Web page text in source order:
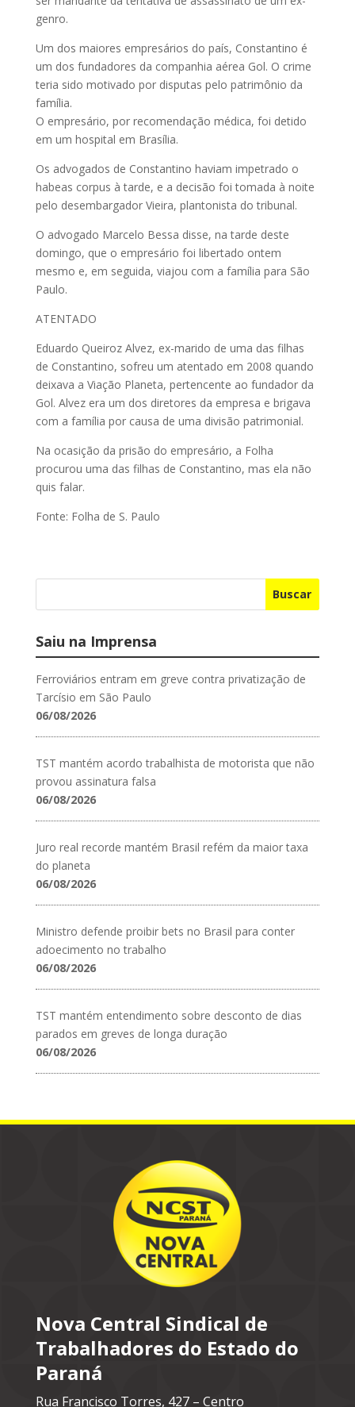
genro.
Um dos maiores empresários do país, Constantino é
um dos fundadores da companhia aérea Gol. O crime
teria sido motivado por disputas pelo patrimônio da
família.
O empresário, por recomendação médica, foi detido
em um hospital em Brasília.
Os advogados de Constantino haviam impetrado o
habeas corpus à tarde, e a decisão foi tomada à noite
pelo desembargador Vieira, plantonista do tribunal.
O advogado Marcelo Bessa disse, na tarde deste
domingo, que o empresário foi libertado ontem
mesmo e, em seguida, viajou com a família para São
Paulo.
ATENTADO
Eduardo Queiroz Alvez, ex-marido de uma das filhas
de Constantino, sofreu um atentado em 2008 quando
deixava a Viação Planeta, pertencente ao fundador da
Gol. Alvez era um dos diretores da empresa e brigava
com a família por causa de uma divisão patrimonial.
Na ocasição da prisão do empresário, a Folha
procurou uma das filhas de Constantino, mas ela não
quis falar.
Fonte: Folha de S. Paulo
Buscar
Saiu na Imprensa
Ferroviários entram em greve contra privatização de
Tarcísio em São Paulo
06/08/2026
TST mantém acordo trabalhista de motorista que não
provou assinatura falsa
06/08/2026
Juro real recorde mantém Brasil refém da maior taxa
do planeta
06/08/2026
Ministro defende proibir bets no Brasil para conter
adoecimento no trabalho
06/08/2026
TST mantém entendimento sobre desconto de dias
parados em greves de longa duração
06/08/2026
Nova Central Sindical de
Trabalhadores do Estado do
Paraná
Rua Francisco Torres, 427 – Centro